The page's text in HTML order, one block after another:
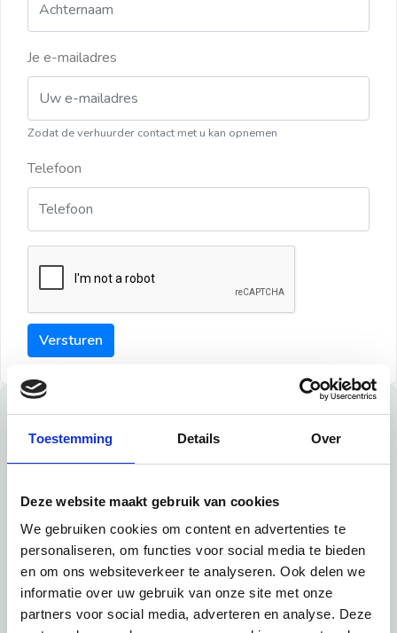
Toestemming Details Over
Deze website maakt gebruik van cookies
We gebruiken cookies om content en advertenties te
personaliseren, om functies voor social media te bieden
en om ons websiteverkeer te analyseren. Ook delen we
informatie over uw gebruik van onze site met onze
partners voor social media, adverteren en analyse. Deze
Je e-mailadres
Zodat de verhuurder contact met u kan opnemen
Telefoon
Versturen
Tips
Tip 1:
Schrijf een duidelijke introductie en geef de volgende
informatie mee:
Ben je student, werkachtig of werkzoekend